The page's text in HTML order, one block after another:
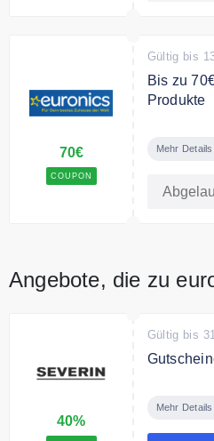
70€
COUPON
Gültig bis
Bis zu
Produkte
Du bis zu
Mehr Details
Angebote, die zu
40%
Gültig bis
Mehr Details